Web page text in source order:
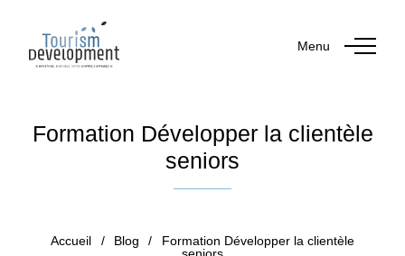
Menu
Formation Développer la clientèle
seniors
Accueil / Blog /
Formation Développer la clientèle